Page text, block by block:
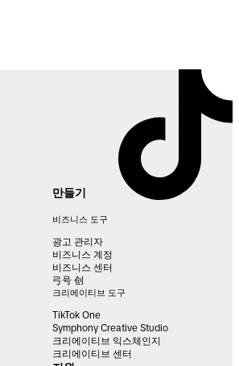
만들기
비즈니스 도구
광고 관리자
비즈니스 계정
비즈니스 센터
弓号 创
크리에이티브 도구
TikTok One
Symphony Creative Studio
크리에이티브 익스체인지
크리에이티브 센터